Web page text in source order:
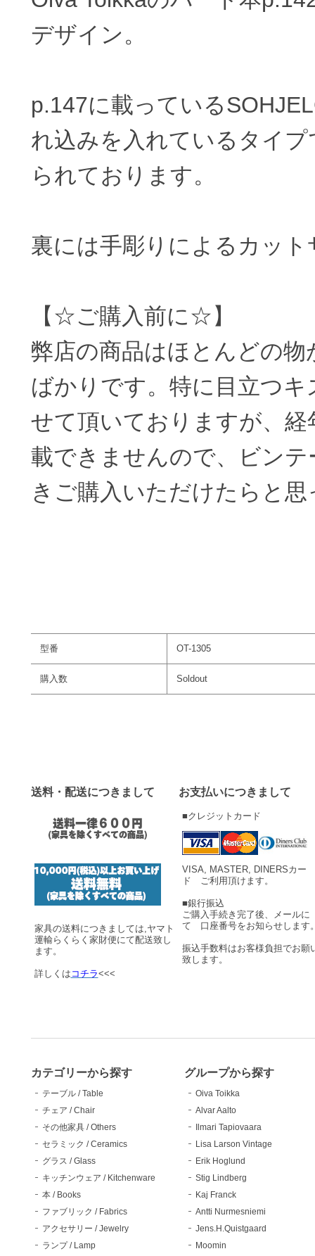
デザイン。
p.147に載っている
れ込みを入れているタイ
られております。
裏には手彫りによるカッ
【☆ご購入前に☆】
弊店の商品はほとんどの
ばかりです。特に目立つ
せて頂いておりますが、
載できませんので、ビン
きご購入いただけたらと
型番 OT-1305
購入数 Soldout
送料・配送につきまして お支払いにつきまして
家具の送料につきましては,ヤマト
運輸らくらく家財便にて配送致し
ます。
詳しくは コチラ<<<
■クレジットカード
VISA, MASTER, DINERSカー
ド ご利用頂けます。
■銀行振込
ご購入手続き完了後、メールに
て 口座番号をお知らせします
振込手数料はお客様負担でお願
致します。
カテゴリーから探す
テーブル / Table
チェア / Chair
その他家具 / Others
セラミック / Ceramics
グラス / Glass
キッチンウェア / Kitchenware
本 / Books
ファブリック / Fabrics
アクセサリー / Jewelry
ランプ / Lamp
グループから探す
Oiva Toikka
Alvar Aalto
Ilmari Tapiovaara
Lisa Larson Vintage
Erik Hoglund
Stig Lindberg
Kaj Franck
Antti Nurmesniemi
Jens.H.Quistgaard
Moomin